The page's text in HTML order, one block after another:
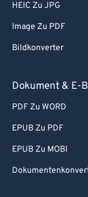
HEIC Zu JPG
Image Zu PDF
Bildkonverter
Dokument & E-
PDF Zu WORD
EPUB Zu PDF
EPUB Zu MOBI